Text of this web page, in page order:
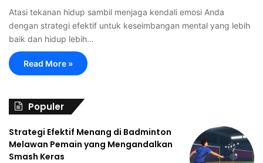
Atasi tekanan hidup sambil menjaga kendali emosi Anda
dengan strategi efektif untuk keseimbangan mental yang lebih
baik dan hidup lebih…
Read More »
Populer
Strategi Efektif Menang di Badminton
Melawan Pemain yang Mengandalkan
Smash Keras